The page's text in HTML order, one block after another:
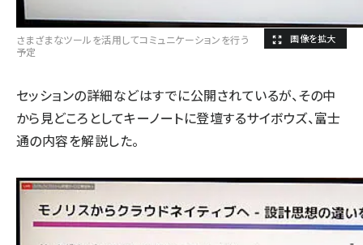
さまざまなツールを活用してコミュニケーションを行う
予定
セッションの詳細などはすでに公開されているが、その中
から見どころとしてキーノートに登壇するサイボウズ、富士
通の内容を解説した。